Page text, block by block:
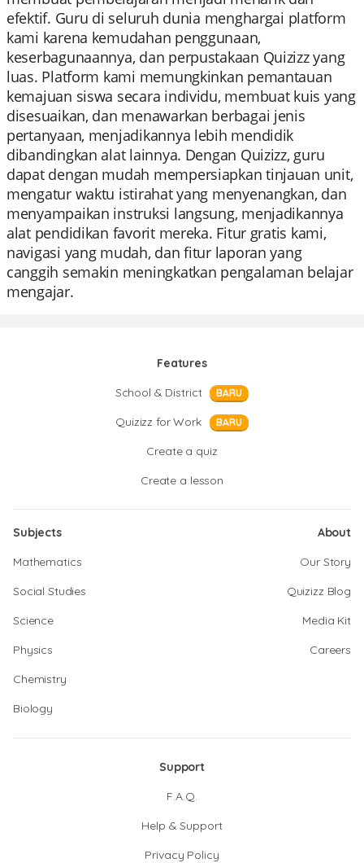
efektif. Guru di seluruh dunia menghargai platform
kami karena kemudahan penggunaan,
keserbagunaannya, dan perpustakaan Quizizz yang
luas. Platform kami memungkinkan pemantauan
kemajuan siswa secara individu, membuat kuis yang
disesuaikan, dan menawarkan berbagai jenis
pertanyaan, menjadikannya lebih mendidik
dibandingkan alat lainnya. Dengan Quizizz, guru
dapat dengan mudah mempersiapkan tinjauan unit,
mengatur waktu istirahat yang menyenangkan, dan
menyampaikan instruksi langsung, menjadikannya
alat pendidikan favorit mereka. Fitur gratis kami,
navigasi yang mudah, dan fitur laporan yang
canggih semakin meningkatkan pengalaman belajar
mengajar.
Features
School & District
BARU
Quizizz for Work BARU
Create a quiz
Create a lesson
Subjects
Mathematics
Social Studies
Science
Physics
Chemistry
Biology
About
Our Story
Quizizz Blog
Media Kit
Careers
Support
F.A.Q.
Help & Support
Privacy Policy